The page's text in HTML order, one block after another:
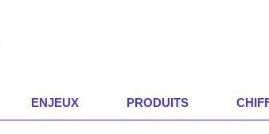
ENJEUX PRODUITS